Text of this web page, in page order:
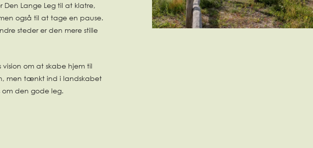
Lange Leg til at klatre,
også til at tage en pause.
steder er den mere stille
om at skabe hjem til
men tænkt ind i landskabet
om den gode leg.